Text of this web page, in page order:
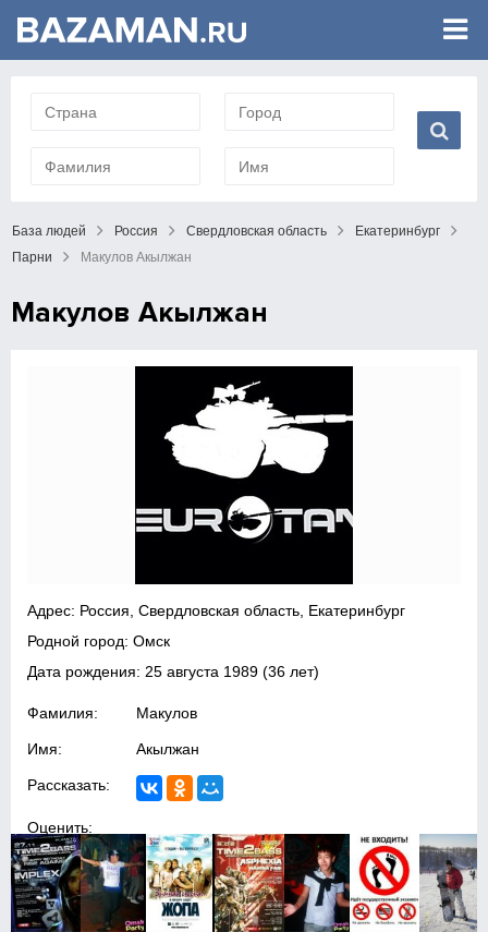
База людей Россия Свердловская область
Екатеринбург
Парни
Макулов Акылжан
Макулов Акылжан
Адрес: Россия, Свердловская область, Екатеринбург
Родной город: Омск
Дата рождения: 25 августа 1989 (36 лет)
Фамилия: Макулов
Имя: Акылжан
Рассказать:
Оценить: